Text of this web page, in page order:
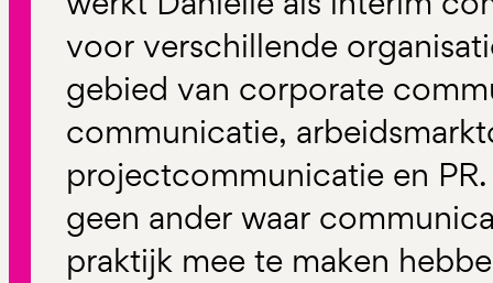
voor verschillende
gebied van corporate
communicatie,
projectcommunicatie en
geen ander waar
praktijk mee te maken